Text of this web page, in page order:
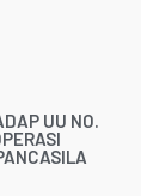
UU NO.